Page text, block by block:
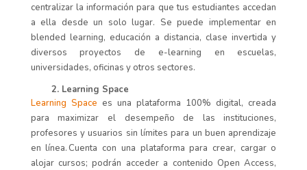
centralizar la información para que tus estudiantes accedan
a ella desde un solo lugar. Se puede implementar en
blended learning, educación a distancia, clase invertida y
diversos proyectos de e-learning en escuelas,
universidades, oficinas y otros sectores.
2. Learning Space
Learning Space es una plataforma 100% digital, creada
para maximizar el desempeño de las instituciones,
profesores y usuarios sin límites para un buen aprendizaje
en línea.Cuenta con una plataforma para crear, cargar o
alojar cursos;podrán acceder a contenido Open Access,